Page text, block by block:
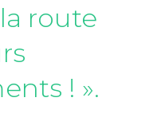
route
! »​.